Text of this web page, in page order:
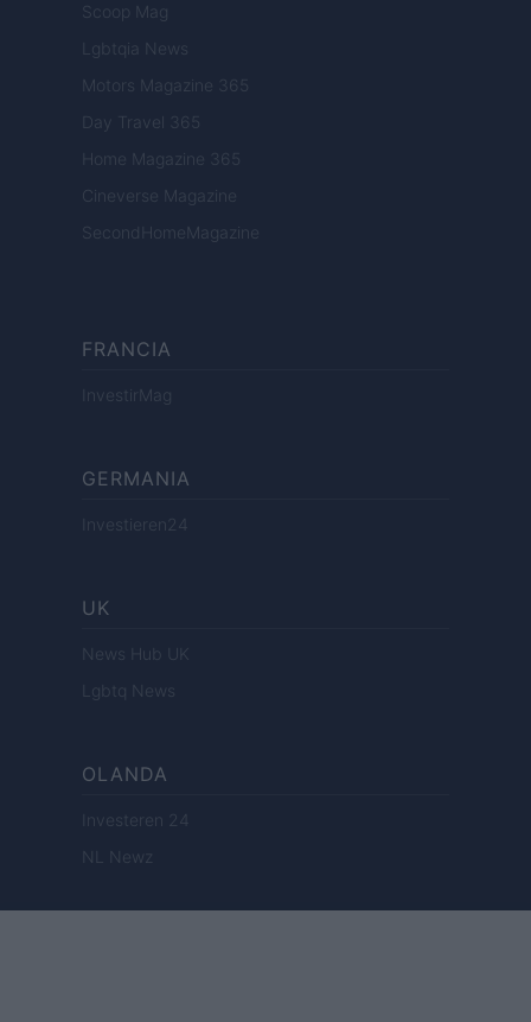
Scoop Mag
Lgbtqia News
Motors Magazine 365
Day Travel 365
Home Magazine 365
Cineverse Magazine
SecondHomeMagazine
FRANCIA
InvestirMag
GERMANIA
Investieren24
UK
News Hub UK
Lgbtq News
OLANDA
Investeren 24
NL Newz